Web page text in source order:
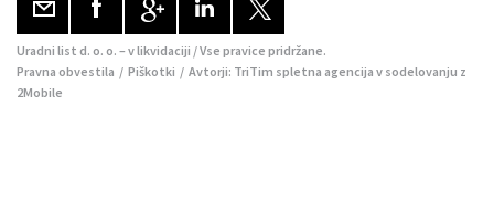
Uradni list d. o. o. – v likvidaciji / Vse pravice pridržane.
Pravna obvestila / Piškotki / Avtorji: TriTim spletna agencija v sodelovanju z
2Mobile